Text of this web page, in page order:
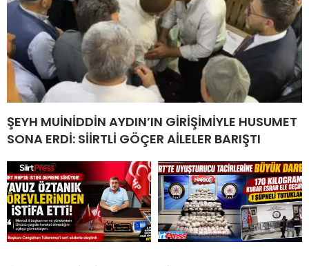
ŞEYH MUİNİDDİN AYDIN’IN GİRİŞİMİYLE HUSUMET
SONA ERDİ: SİİRTLİ GÖÇER AİLELER BARIŞTI